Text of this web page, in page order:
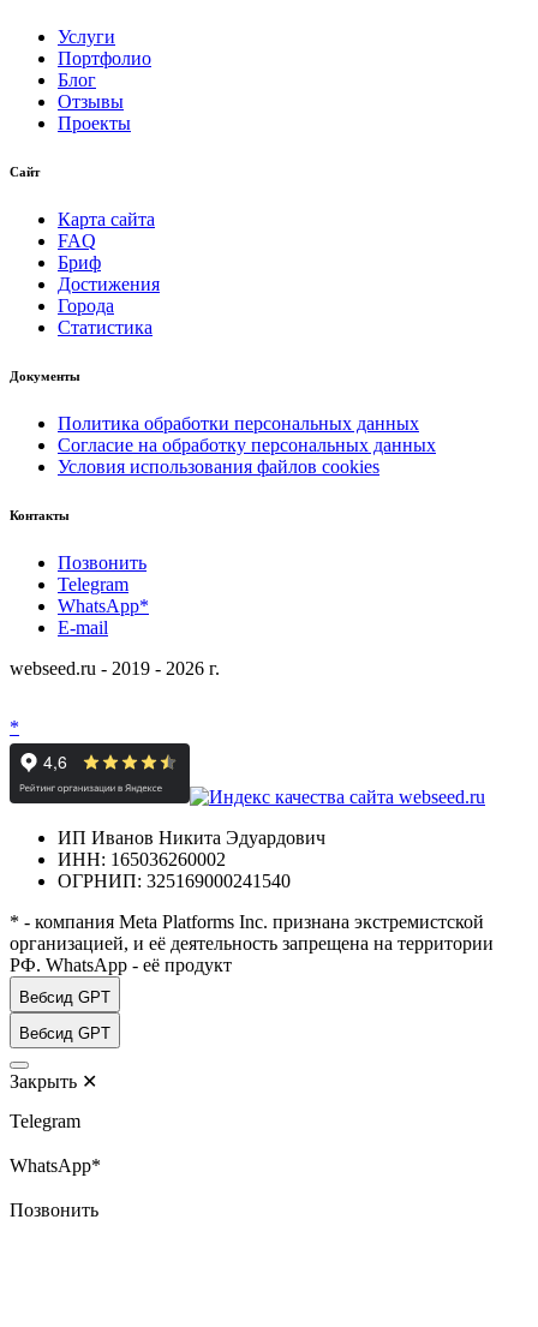
Услуги
Портфолио
Блог
Отзывы
Проекты
Сайт
Карта сайта
FAQ
Бриф
Достижения
Города
Статистика
Документы
Политика обработки персональных данных
Согласие на обработку персональных данных
Условия использования файлов cookies
Контакты
Позвонить
Telegram
WhatsApp*
E-mail
webseed.ru - 2019 - 2026 г.
*
ИП Иванов Никита Эдуардович
ИНН: 165036260002
ОГРНИП: 325169000241540
* - компания Meta Platforms Inc. признана экстремистской
организацией, и её деятельность запрещена на территории
РФ. WhatsApp - её продукт
Вебсид GPT
Вебсид GPT
Закрыть ✕
Telegram
WhatsApp*
Позвонить